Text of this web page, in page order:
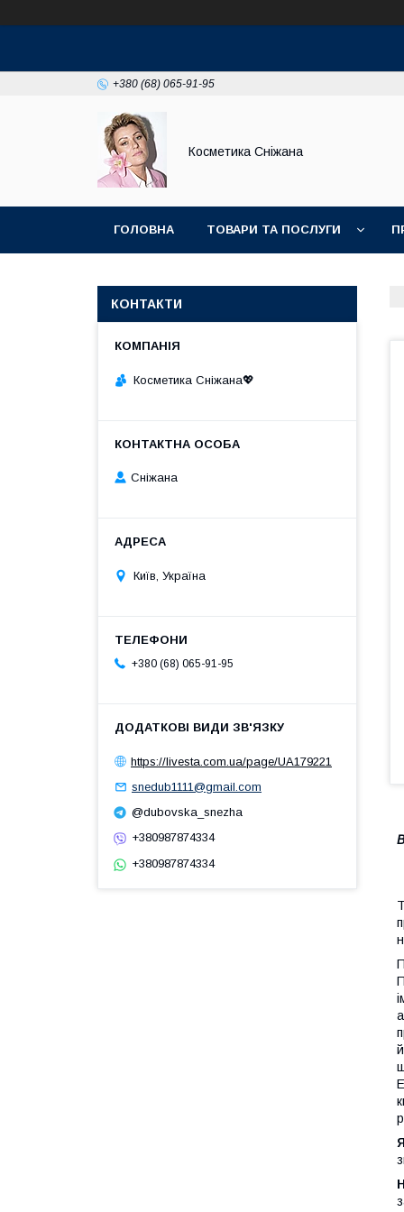
+380 (68) 065-91-95
Косметика Сніжана
ГОЛОВНА ТОВАРИ ТА ПОСЛУГИ
КОНТАКТИ
Косметика Сніжана💖
Сніжана
Київ, Україна
+380 (68) 065-91-95
https://livesta.com.ua/page/UA179221
snedub1111@gmail.com
@dubovska_snezha
+380987874334
+380987874334